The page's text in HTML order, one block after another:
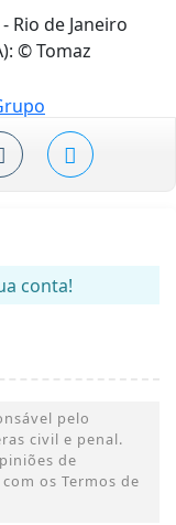
Rio de Janeiro
© Tomaz
conta!
pelo
civil e penal.
de
os Termos de